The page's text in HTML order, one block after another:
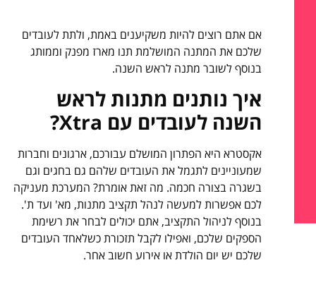
אם אתם רוצים להיות משקיענים באמת, ולתת לעובדים
שלכם את המתנה המושלמת תנו מארז מפנק וממותג
בנוסף לשובר מתנה לראש השנה.
איך נותנים מתנות לראש
השנה לעובדים עם Xtra?
אקסטרא היא הפתרון המושלם עבורכם, ארגונים וחברות
שמעוניינים לתגמל את העובדים שלהם גם בחגים וגם
בשגרה בצורה חכמה. מה זאת אומרת? המערכת מעניקה
לכם אפשרות למעשה לנהל תקציב מתנות, מא' ועד ת'.
בנוסף לניהול התקציב, אתם יכולים לבחר את רשימת
הספקים שלכם, ואפילו לקבל תזכורת כשלאחד העובדים
שלכם יש יום הולדת או אירוע חשוב אחר.